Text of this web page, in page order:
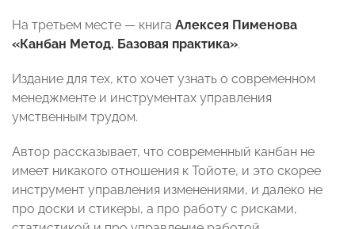
На третьем месте — книга Алексея Пименова
«Канбан Метод. Базовая практика».
Издание для тех, кто хочет узнать о современном
менеджменте и инструментах управления
умственным трудом.
Автор рассказывает, что современный канбан не
имеет никакого отношения к Тойоте, и это скорее
инструмент управления изменениями, и далеко не
про доски и стикеры, а про работу с рисками,